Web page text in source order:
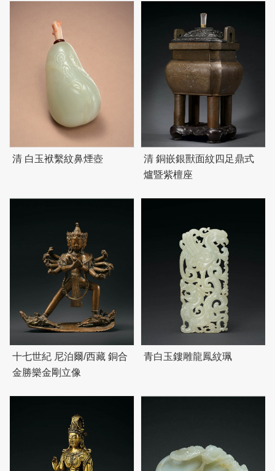
清 白玉袱繫紋鼻煙壺
清 銅嵌銀獸面紋四足鼎式
爐暨紫檀座
十七世紀 尼泊爾/西藏 銅合
金勝樂金剛立像
青白玉鏤雕龍鳳紋珮